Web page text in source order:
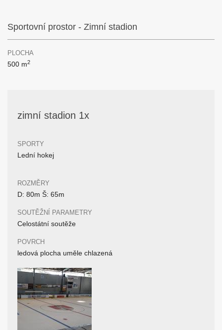
Sportovní prostor - Zimní stadion
PLOCHA
500 m2
zimní stadion 1x
SPORTY
Lední hokej
ROZMĚRY
D: 80m Š: 65m
SOUTĚŽNÍ PARAMETRY
Celostátní soutěže
POVRCH
ledová plocha uměle chlazená